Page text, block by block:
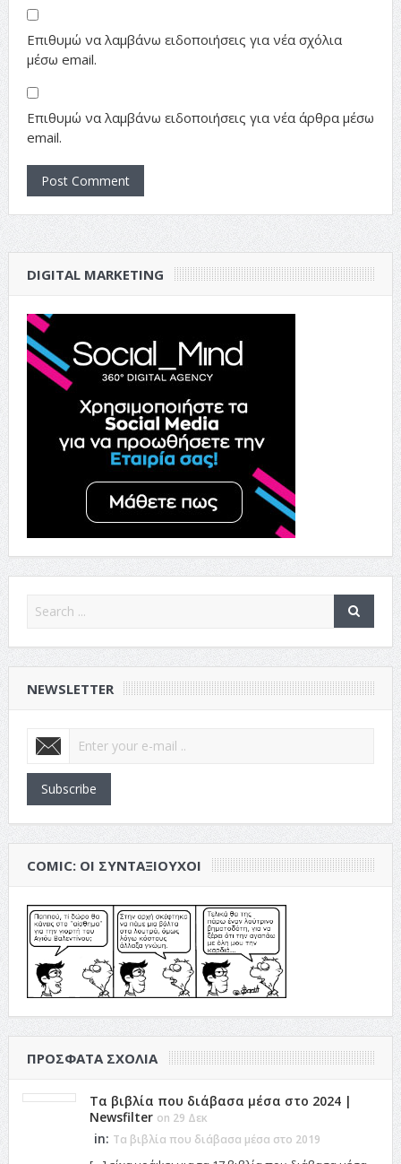
Επιθυμώ να λαμβάνω ειδοποιήσεις για νέα σχόλια
μέσω email.
Επιθυμώ να λαμβάνω ειδοποιήσεις για νέα άρθρα μέσω
email.
DIGITAL MARKETING
NEWSLETTER
Subscribe
COMIC: ΟΙ ΣΥΝΤΑΞΙΟΎΧΟΙ
ΠΡΌΣΦΑΤΑ ΣΧΌΛΙΑ
Τα βιβλία που διάβασα μέσα στο 2024 |
Newsfilter on 29 Δεκ
in: Τα βιβλία που διάβασα μέσα στο 2019